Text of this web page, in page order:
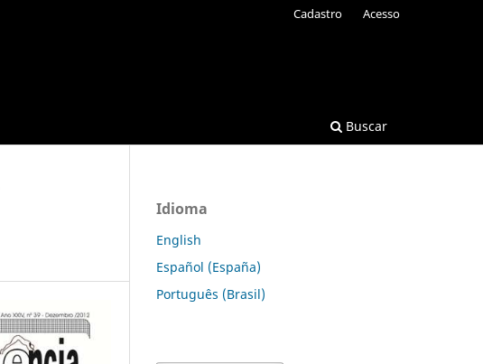
Buscar
Cadastro Acesso
Idioma
English
Español (España)
Português (Brasil)